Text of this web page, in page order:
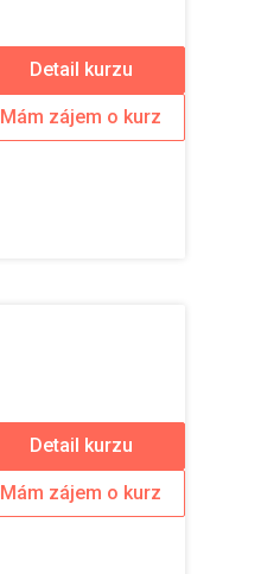
Detail kurzu
Mám zájem o kurz
Detail kurzu
Mám zájem o kurz